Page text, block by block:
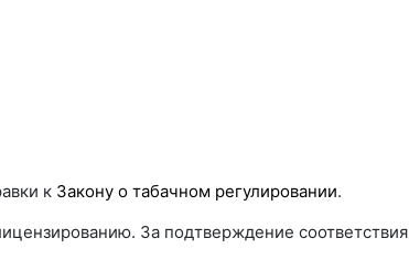
к Закону о табачном регулировании.
За подтверждение соответствия